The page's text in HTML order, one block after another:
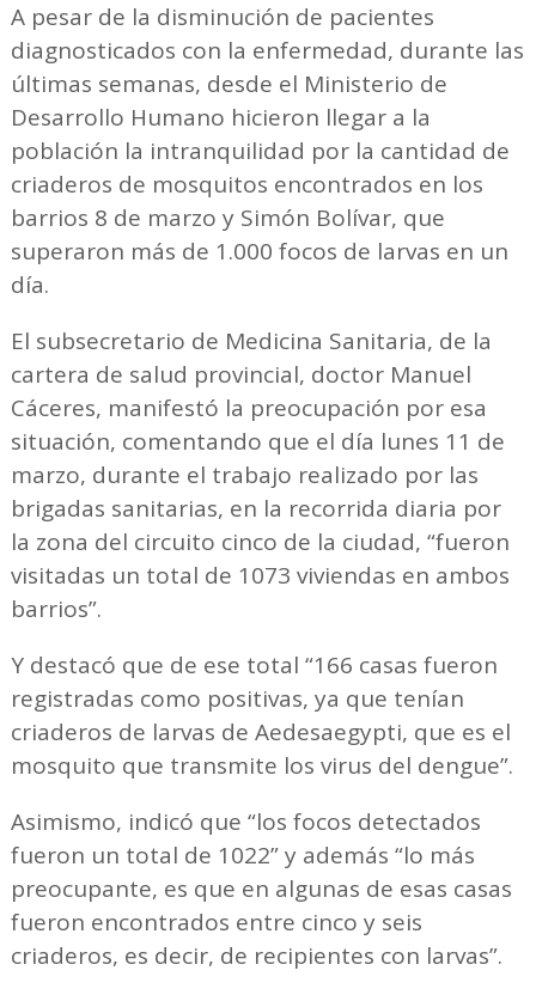
A pesar de la disminución de pacientes
diagnosticados con la enfermedad, durante las
últimas semanas, desde el Ministerio de
Desarrollo Humano hicieron llegar a la
población la intranquilidad por la cantidad de
criaderos de mosquitos encontrados en los
barrios 8 de marzo y Simón Bolívar, que
superaron más de 1.000 focos de larvas en un
día.
El subsecretario de Medicina Sanitaria, de la
cartera de salud provincial, doctor Manuel
Cáceres, manifestó la preocupación por esa
situación, comentando que el día lunes 11 de
marzo, durante el trabajo realizado por las
brigadas sanitarias, en la recorrida diaria por
la zona del circuito cinco de la ciudad, “fueron
visitadas un total de 1073 viviendas en ambos
barrios”.
Y destacó que de ese total “166 casas fueron
registradas como positivas, ya que tenían
criaderos de larvas de Aedesaegypti, que es el
mosquito que transmite los virus del dengue”.
Asimismo, indicó que “los focos detectados
fueron un total de 1022” y además “lo más
preocupante, es que en algunas de esas casas
fueron encontrados entre cinco y seis
criaderos, es decir, de recipientes con larvas”.